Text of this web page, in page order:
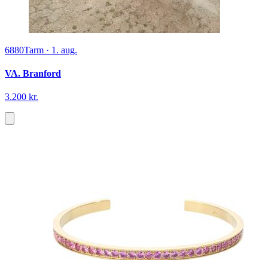
6880Tarm · 1. aug.
VA. Branford
3.200 kr.